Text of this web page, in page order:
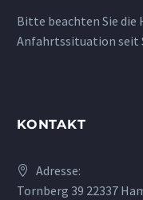
Bitte beachten Sie die
Anfahrtssituation seit
KONTAKT
Adresse:
Tornberg 39 22337